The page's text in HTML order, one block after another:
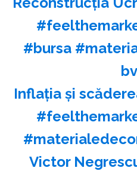
#bursa
Inflația și
Victor